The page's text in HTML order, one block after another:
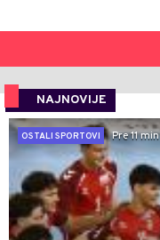
NAJNOVIJE
OSTALI SPORTOVI
Pre 11 min